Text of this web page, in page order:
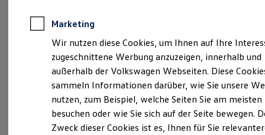
Anpfiff zum Gewinn
Elektroautos
ID. Tutorials
Elektrofahrzeugkonzepte
Reichweite
Reichweite der ID. Modelle
Reichweite im Winter
Laden
Impressum & Rechtliches)
Marketing
Wir nutzen diese Cookies, um Ihnen auf Ihre
zugeschnittene Werbung anzuzeigen, innerhalb und
außerhalb der Volkswagen Webseiten. Diese
sammeln Informationen darüber, wie Sie unsere
nutzen, zum Beispiel, welche Seiten Sie am meisten
besuchen oder wie Sie sich auf der Seite bewegen.
Zweck dieser Cookies ist es, Ihnen für Sie